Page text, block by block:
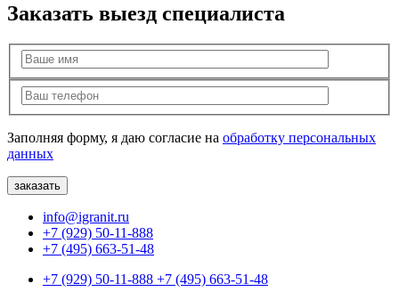
Заказать выезд специалиста
Заполняя форму, я даю согласие на обработку персональных
данных
info@igranit.ru
+7 (929) 50-11-888
+7 (495) 663-51-48
+7 (929) 50-11-888 +7 (495) 663-51-48